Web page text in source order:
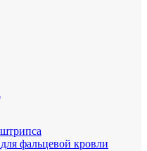
для фальцевой кровли